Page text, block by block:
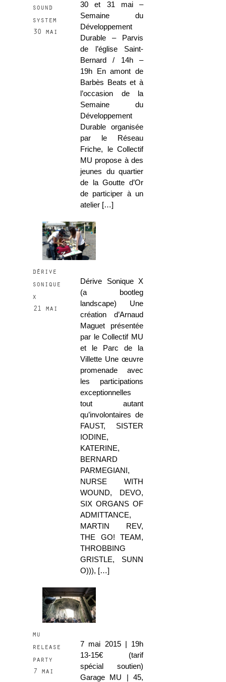
sound
system
30 mai
30 et 31 mai –
Semaine du
Développement
Durable – Parvis
de l’église Saint-
Bernard / 14h –
19h En amont de
Barbès Beats et à
l’occasion de la
Semaine du
Développement
Durable organisée
par le Réseau
Friche, le Collectif
MU propose à des
jeunes du quartier
de la Goutte d’Or
de participer à un
atelier […]
dérive
sonique
x
21 mai
Dérive Sonique X
(a bootleg
landscape) Une
création d’Arnaud
Maguet présentée
par le Collectif MU
et le Parc de la
Villette Une œuvre
promenade avec
les participations
exceptionnelles
tout autant
qu’involontaires de
FAUST, SISTER
IODINE,
KATERINE,
BERNARD
PARMEGIANI,
NURSE WITH
WOUND, DEVO,
SIX ORGANS OF
ADMITTANCE,
MARTIN REV,
THE GO! TEAM,
THROBBING
GRISTLE, SUNN
O))), […]
mu
release
party
7 mai
7 mai 2015 | 19h
13-15€ (tarif
spécial soutien)
Garage MU | 45,